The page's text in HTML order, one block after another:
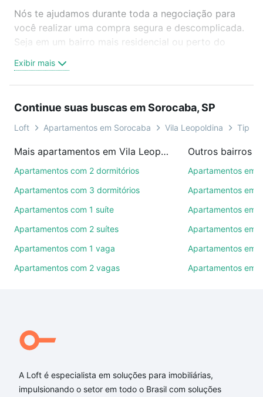
Nós te ajudamos durante toda a negociação para
você realizar uma compra segura e descomplicada.
Seja em um bairro mais residencial ou perto do
oferta ideal de Apartamentos à venda em Vila
Leopoldina, Sorocaba, SP para conquistar seu
videochamada, é grátis, sem compromisso e você
ainda conta com mais de 46 mil corretores e
de imóveis.
Como escolher um imóvel?
ruas, bairros e até condomínios favoritos. Você
também pode usar os filtros como quantidade de
quartos, suítes, com ou sem vaga de garagem para
comodidades, como piscina, academia, salão de
Qual o preço de Apartamentos à venda em Vila
Leopoldina, Sorocaba, SP?
Aqui na Loft temos a oferta ideal para você, com
Apartamentos à venda em Vila Leopoldina,
Exibir mais
Continue suas buscas em Sorocaba, SP
Loft Apartamentos em Sorocaba Vila Leopoldina Tipo
Mais apartamentos em Vila Leopoldina
Apartamentos com 2 dormitórios
Apartamentos com 3 dormitórios
Apartamentos com 1 suíte
Apartamentos com 2 suítes
Apartamentos com 1 vaga
Apartamentos com 2 vagas
Outros bairros
Apartamentos em
Apartamentos em
Apartamentos em
Apartamentos em
Apartamentos em
Apartamentos em
A Loft é especialista em soluções para imobiliárias,
impulsionando o setor em todo o Brasil com soluções